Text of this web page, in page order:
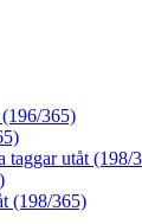
365)
taggar utåt (198/
(198/365)